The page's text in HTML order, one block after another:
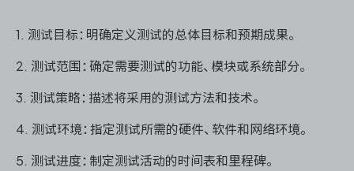
1. 测试目标：明确定义测试的总体目标和预期成果。
2. 测试范围：确定需要测试的功能、模块或系统部分。
3. 测试策略：描述将采用的测试方法和技术。
4. 测试环境：指定测试所需的硬件、软件和网络环境。
5. 测试进度：制定测试活动的时间表和里程碑。